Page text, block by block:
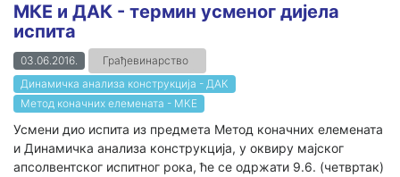
МКЕ и ДАК - термин усменог дијела
испита
03.06.2016.
Грађевинарство
Динамичка анализа конструкција - ДАК
Метод коначних елемената - МКЕ
Усмени дио испита из предмета Метод коначних елемената
и Динамичка анализа конструкција, у оквиру мајског
апсолвентског испитног рока, ће се одржати 9.6. (четвртак)